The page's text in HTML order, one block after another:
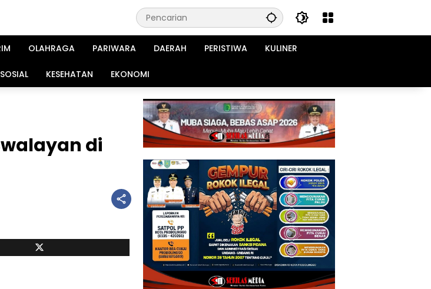
OLAHRAGA PARIWARA DAERAH PERISTIWA KULINER
SOSIAL KESEHATAN EKONOMI
di